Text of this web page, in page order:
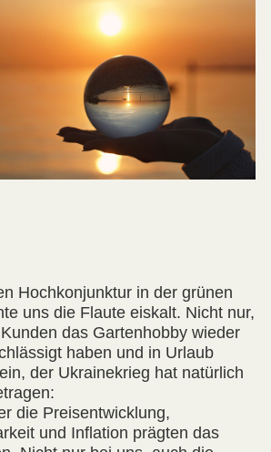
Hochkonjunktur in der grünen
uns die Flaute eiskalt. Nicht nur,
das Gartenhobby wieder
haben und in Urlaub
der Ukrainekrieg hat natürlich
die Preisentwicklung,
und Inflation prägten das